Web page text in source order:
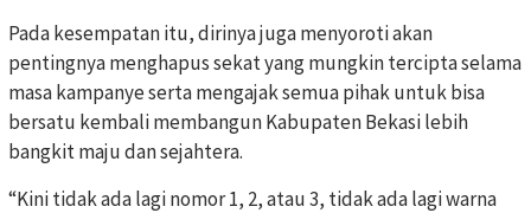
Pada kesempatan itu, dirinya juga menyoroti akan
pentingnya menghapus sekat yang mungkin tercipta selama
masa kampanye serta mengajak semua pihak untuk bisa
bersatu kembali membangun Kabupaten Bekasi lebih
bangkit maju dan sejahtera.
“Kini tidak ada lagi nomor 1, 2, atau 3, tidak ada lagi warna